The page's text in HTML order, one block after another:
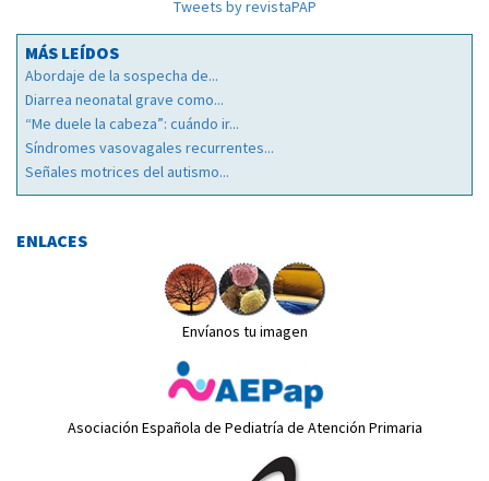
Tweets by revistaPAP
MÁS LEÍDOS
Abordaje de la sospecha de...
Diarrea neonatal grave como...
“Me duele la cabeza”: cuándo ir...
Síndromes vasovagales recurrentes...
Señales motrices del autismo...
ENLACES
Envíanos tu imagen
Asociación Española de Pediatría de Atención Primaria